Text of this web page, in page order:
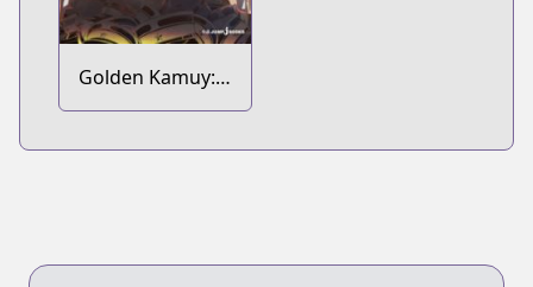
Golden Kamuy:
Tsurumi